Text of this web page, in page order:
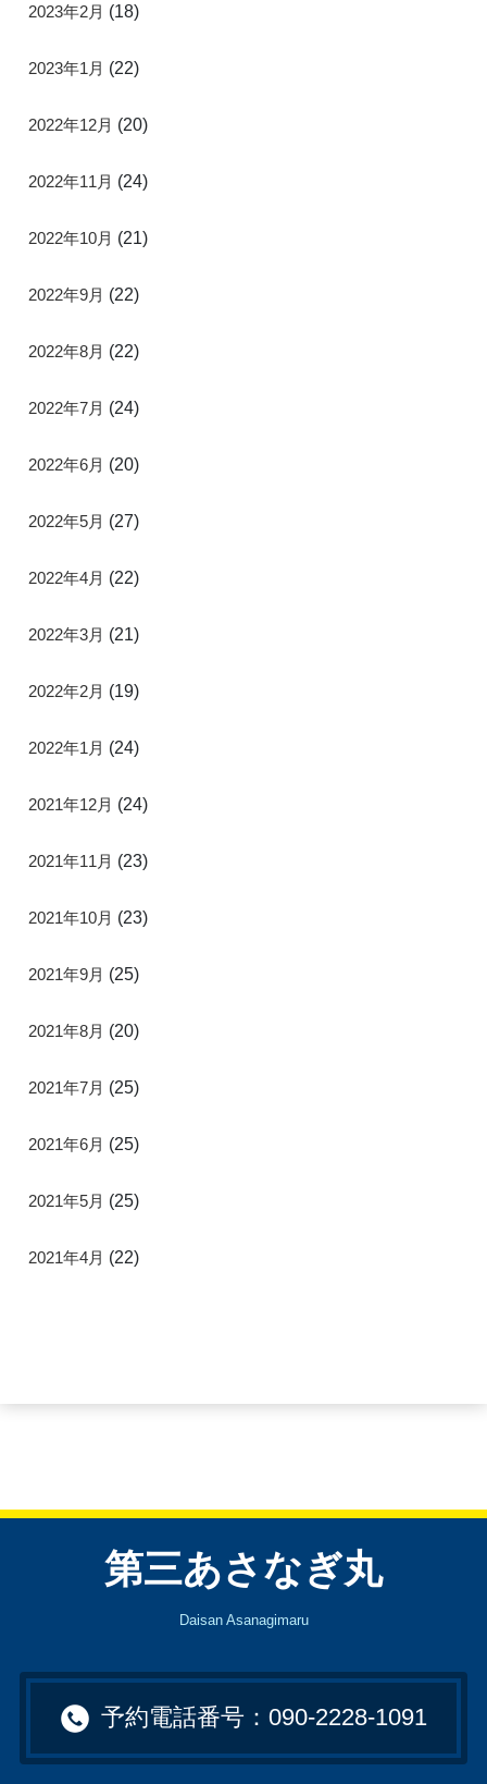
2023年2月 (18)
2023年1月 (22)
2022年12月 (20)
2022年11月 (24)
2022年10月 (21)
2022年9月 (22)
2022年8月 (22)
2022年7月 (24)
2022年6月 (20)
2022年5月 (27)
2022年4月 (22)
2022年3月 (21)
2022年2月 (19)
2022年1月 (24)
2021年12月 (24)
2021年11月 (23)
2021年10月 (23)
2021年9月 (25)
2021年8月 (20)
2021年7月 (25)
2021年6月 (25)
2021年5月 (25)
2021年4月 (22)
第三あさなぎ丸
Daisan Asanagimaru
予約電話番号：090-2228-1091